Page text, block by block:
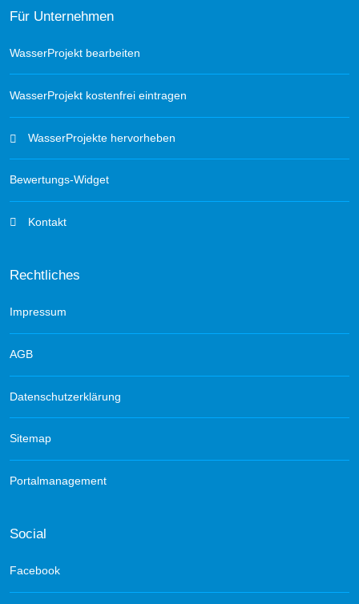
Für Unternehmen
WasserProjekt bearbeiten
WasserProjekt kostenfrei eintragen
WasserProjekte hervorheben
Bewertungs-Widget
Kontakt
Rechtliches
Impressum
AGB
Datenschutzerklärung
Sitemap
Portalmanagement
Social
Facebook